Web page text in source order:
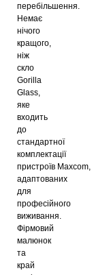
перебільшення.
Немає
нічого
кращого,
ніж
скло
Gorilla
Glass,
яке
входить
до
стандартної
комплектації
пристроїв Maxcom,
адаптованих
для
професійного
виживання.
Фірмовий
малюнок
та
край